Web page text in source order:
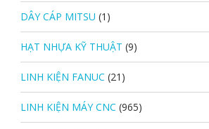
DÂY CÁP MITSU (1)
HẠT NHỰA KỸ THUẬT (9)
LINH KIỆN FANUC (21)
LINH KIỆN MÁY CNC (965)